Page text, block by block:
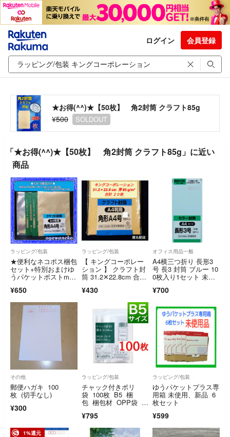
ログイン 会員登録
★お得(^^)★【50枚】 角2封筒 クラフト85g
¥500
SOLDOUT
「★お得(^^)★【50枚】 角2封筒 クラフト85g」に近い
商品
ラッピング/包装
★便利なネコポス梱包
セット+特別おまけゆ
うパケットポストmini
¥650
ラッピング/包装
【 キングコーポレー
ション 】 クラフト封
筒 31.2✕22.8cm 合計
¥430
オフィス用品一般
A4横三つ折り 長形3
号 長3 封筒 ブルー 10
0枚入り1セット 未開
¥700
その他
郵便ハガキ 100
枚 (切手なし)
¥300
ラッピング/包装
チャック付きポリ
袋 100枚 B5 梱
包 梱包材 OPP袋 ク
¥795
ラッピング/包装
ゆうパケットプラス専
用箱 未使用、新品 6
枚セット
¥599
1%還元